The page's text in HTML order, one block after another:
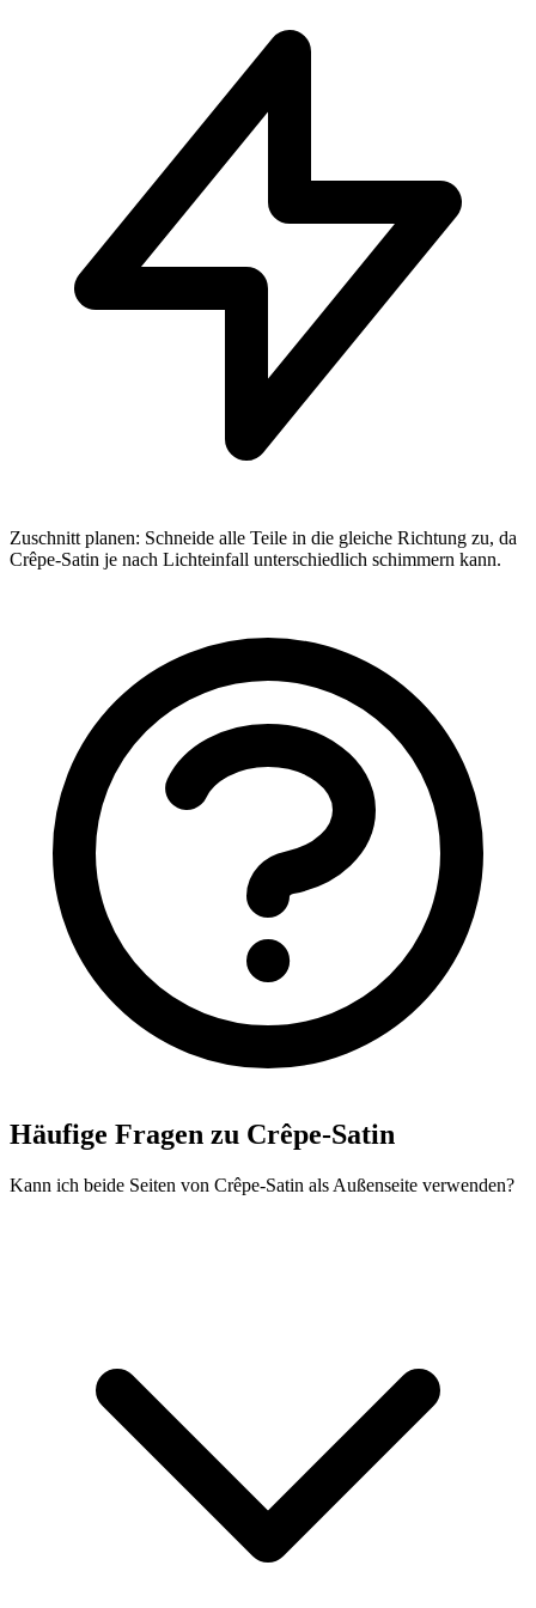
Zuschnitt planen: Schneide alle Teile in die gleiche Richtung zu, da
Crêpe-Satin je nach Lichteinfall unterschiedlich schimmern kann.
Häufige Fragen zu Crêpe-Satin
Kann ich beide Seiten von Crêpe-Satin als Außenseite verwenden?